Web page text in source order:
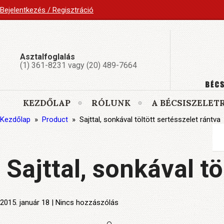
Bejelentkezés / Regisztráció
Asztalfoglalás
(1) 361-8231 vagy (20) 489-7664
KEZDŐLAP RÓLUNK A
Kezdőlap » Product » Sajttal, sonkával töltött sertésszelet rántva
Sajttal, sonkával
2015. január 18 | Nincs hozzászólás